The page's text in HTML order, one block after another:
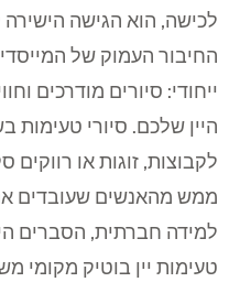
לכישה, הוא הגישה
החיבור העמוק של
ייחודי: סיורים מודרכים
היין שלכם. סיורי טעימות
לקבוצות, זוגות או רווקים
ממש מהאנשים שעובדים
למידה חברתית, הסברים
טעימות יין בוטיק